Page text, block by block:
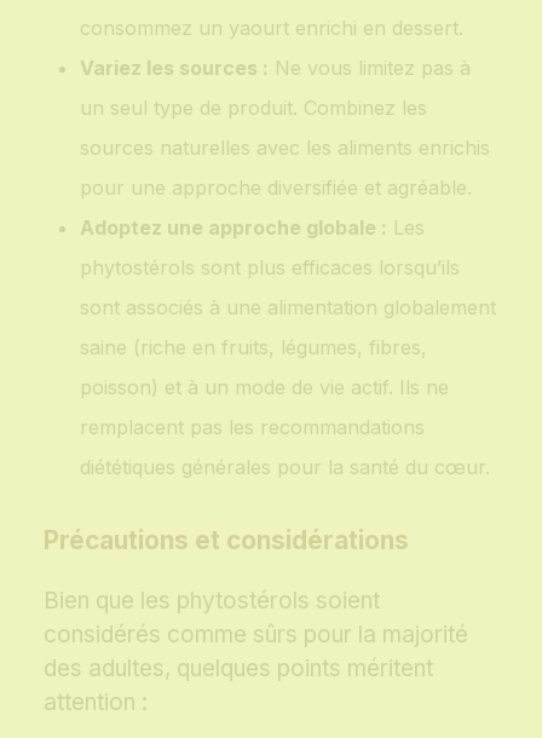
consommez un yaourt enrichi en dessert.
Variez les sources : Ne vous limitez pas à
un seul type de produit. Combinez les
sources naturelles avec les aliments enrichis
pour une approche diversifiée et agréable.
Adoptez une approche globale : Les
phytostérols sont plus efficaces lorsqu’ils
sont associés à une alimentation globalement
saine (riche en fruits, légumes, fibres,
poisson) et à un mode de vie actif. Ils ne
remplacent pas les recommandations
diététiques générales pour la santé du cœur.
Précautions et considérations
Bien que les phytostérols soient
considérés comme sûrs pour la majorité
des adultes, quelques points méritent
attention :